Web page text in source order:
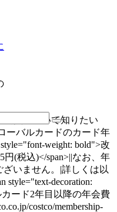
会費について知りたい
ーバルカードのカード年
weight: bold">改
円(税込)</span>||なお、年
いません。|詳しくは以
style="text-decoration:
ード2年目以降の年会費
costco/membership-